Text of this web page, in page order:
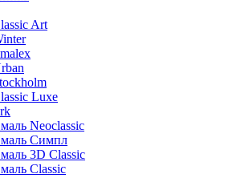
Art
Luxe
Neoclassic
Симпл
3D Classic
Classic